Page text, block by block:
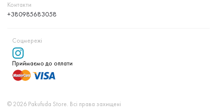
Контакти
+380985683058
© 2026 Pakufuda Store. Всі права захищені
Соцмережі
Приймаємо до оплати